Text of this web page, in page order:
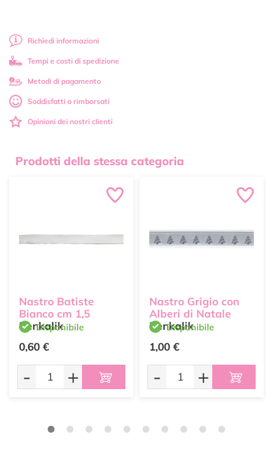
Richiedi informazioni
Tempi e costi di spedizione
Metodi di pagamento
Soddisfatti o rimborsati
Opinioni dei nostri clienti
Prodotti della stessa categoria
Nastro Batiste
Bianco cm 1,5
Renkalik
Disponibile
0,60 €
- +
Nastro Grigio con
Alberi di Natale
Renkalik
Disponibile
1,00 €
- +